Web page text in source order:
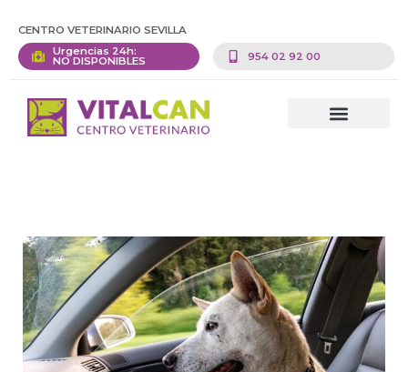
CENTRO VETERINARIO SEVILLA
Urgencias 24h:
NO DISPONIBLES 954 02 92 00